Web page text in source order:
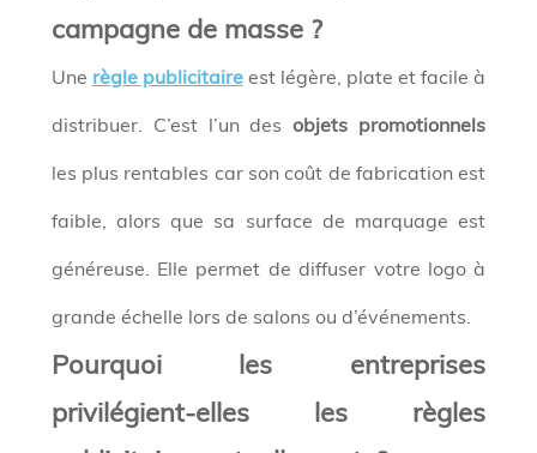
campagne de masse ?
Une règle publicitaireest légère, plate et facile à
distribuer. C’est l’un desobjets promotionnels
les plus rentables car son coût de fabrication est
faible, alors que sa surface de marquage est
généreuse. Elle permet de diffuser votre logo à
grande échelle lors de salons ou d’événements.
Pourquoi les entreprises
privilégient-elles les règles